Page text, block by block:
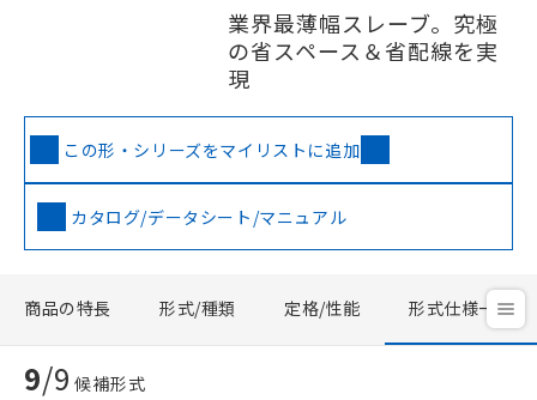
業界最薄幅スレーブ。究極
の省スペース＆省配線を実
現
この形・シリーズをマイリストに追加
カタログ/データシート/マニュアル
商品の特長 形式/種類 定格/性能 形式仕様一覧
9/9 候補形式